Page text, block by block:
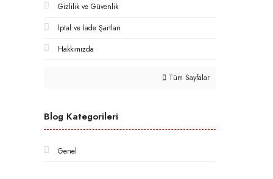
Gizlilik ve Güvenlik
İptal ve İade Şartları
Hakkımızda
Tüm Sayfalar
Blog Kategorileri
Genel